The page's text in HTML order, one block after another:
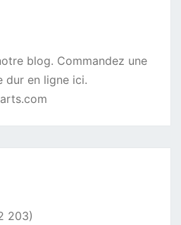
blog. Commandez une
dur en ligne ici.
203)